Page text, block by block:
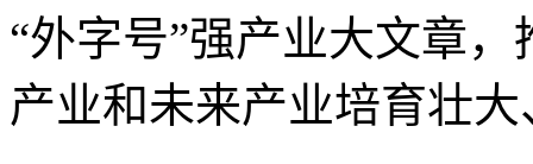
“外字号”强产业大文章
产业和未来产业培育壮